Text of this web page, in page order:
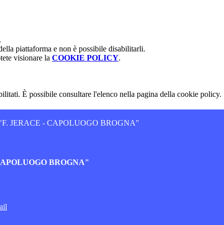
piattaforma e non è possibile disabilitarli.
visionare la COOKIE POLICY.
È possibile consultare l'elenco nella pagina della cookie policy.
JERACE - CAPOLUOGO BROGNA"
BROGNA"